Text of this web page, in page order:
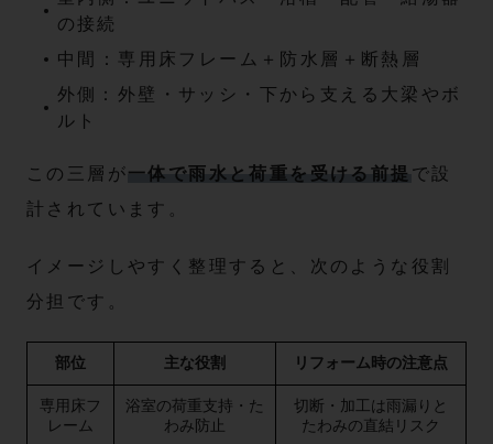
の接続
中間：専用床フレーム＋防水層＋断熱層
外側：外壁・サッシ・下から支える大梁やボ
ルト
この三層が一体で雨水と荷重を受ける前提 で設
計されています。
イメージしやすく整理すると、次のような役割
分担です。
部位 主な役割 リフォーム時の注意点
専用床フ
レーム
浴室の荷重支持・た
わみ防止
切断・加工は雨漏りと
たわみの直結リスク